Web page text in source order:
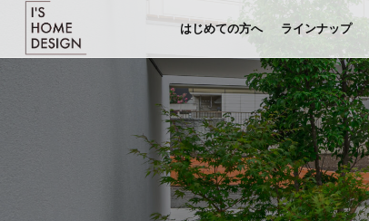
はじめての方へ ラインナップ